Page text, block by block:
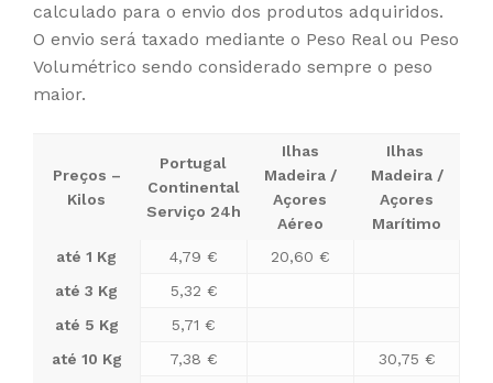
calculado para o envio dos produtos adquiridos.
O envio será taxado mediante o Peso Real ou Peso
Volumétrico sendo considerado sempre o peso
maior.
Preços –
Kilos
Portugal
Continental
Serviço 24h
Ilhas
Madeira /
Açores
Aéreo
Ilhas
Madeira /
Açores
Marítimo
até 1 Kg
4,79 €
20,60 €
até 3 Kg
5,32 €
até 5 Kg
5,71 €
até 10 Kg
7,38 €
30,75 €